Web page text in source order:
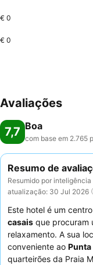
€ 0
€ 0
Avaliações
7,7 Boa
com base em 2.765
Resumo de
Resumido por
atualização: 30 Jul 2026
Este hotel é um
casais que procuram
relaxamento. A sua
conveniente ao
quarteirões da Praia